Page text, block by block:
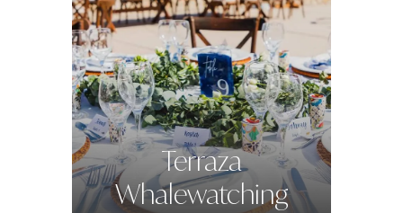
Terraza
Whalewatching